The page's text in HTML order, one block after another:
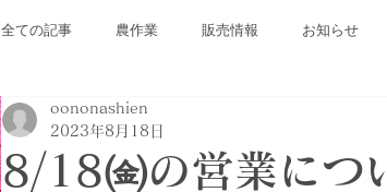
全ての記事 農作業 販売情報 お知らせ
8/18㈮の営業につ
oononashien
2023年8月18日